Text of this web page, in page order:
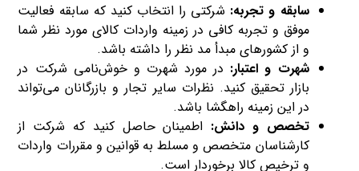
سابقه و تجربه: شرکتی را انتخاب کنید که سابقه فعالیت
موفق و تجربه کافی در زمینه واردات کالای مورد نظر شما
و از کشورهای مبدأ مد نظر را داشته باشد.
شهرت و اعتبار: در مورد شهرت و خوش‌نامی شرکت در
بازار تحقیق کنید. نظرات سایر تجار و بازرگانان می‌تواند
در این زمینه راهگشا باشد.
تخصص و دانش: اطمینان حاصل کنید که شرکت از
کارشناسان متخصص و مسلط به قوانین و مقررات واردات
و ترخیص کالا برخوردار است.